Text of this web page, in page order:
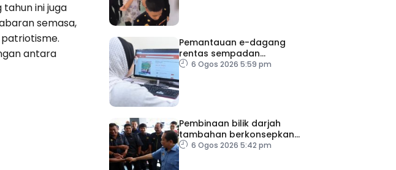
ini juga
semasa,
antara
Pemantauan e-dagang
rentas sempadan
diperketat, pastikan
6 Ogos 2026 5:59 pm
Pembinaan bilik darjah
tambahan berkonsepkan
MPS di sekolah terpilih,
6 Ogos 2026 5:42 pm